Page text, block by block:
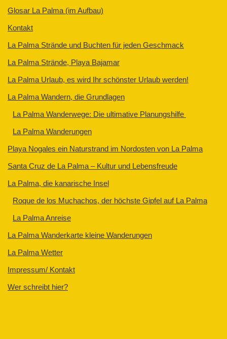
Glosar La Palma (im Aufbau)
Kontakt
La Palma Strände und Buchten für jeden Geschmack
La Palma Strände, Playa Bajamar
La Palma Urlaub, es wird Ihr schönster Urlaub werden!
La Palma Wandern, die Grundlagen
La Palma Wanderwege: Die ultimative Planungshilfe
La Palma Wanderungen
Playa Nogales ein Naturstrand im Nordosten von La Palma
Santa Cruz de La Palma – Kultur und Lebensfreude
La Palma, die kanarische Insel
Roque de los Muchachos, der höchste Gipfel auf La Palma
La Palma Anreise
La Palma Wanderkarte kleine Wanderungen
La Palma Wetter
Impressum/ Kontakt
Wer schreibt hier?